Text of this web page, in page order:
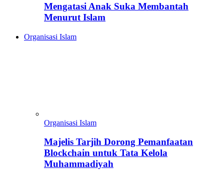
Mengatasi Anak Suka Membantah
Menurut Islam
Organisasi Islam
Organisasi Islam
Majelis Tarjih Dorong Pemanfaatan
Blockchain untuk Tata Kelola
Muhammadiyah